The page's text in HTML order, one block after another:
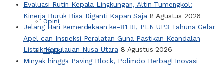
Opini
Tajuk
Evaluasi Rutin Kepala Lingkungan, Altin Tumengkol:
Kinerja Buruk Bisa Diganti Kapan Saja 8 Agustus 2026
Jelang Hari Kemerdekaan ke-81 RI, PLN UP3 Tahuna Gelar
Apel dan Inspeksi Peralatan Guna Pastikan Keandalan
Listrik Kepulauan Nusa Utara 8 Agustus 2026
Minyak hingga Paving Block, Polimdo Berbagi Inovasi